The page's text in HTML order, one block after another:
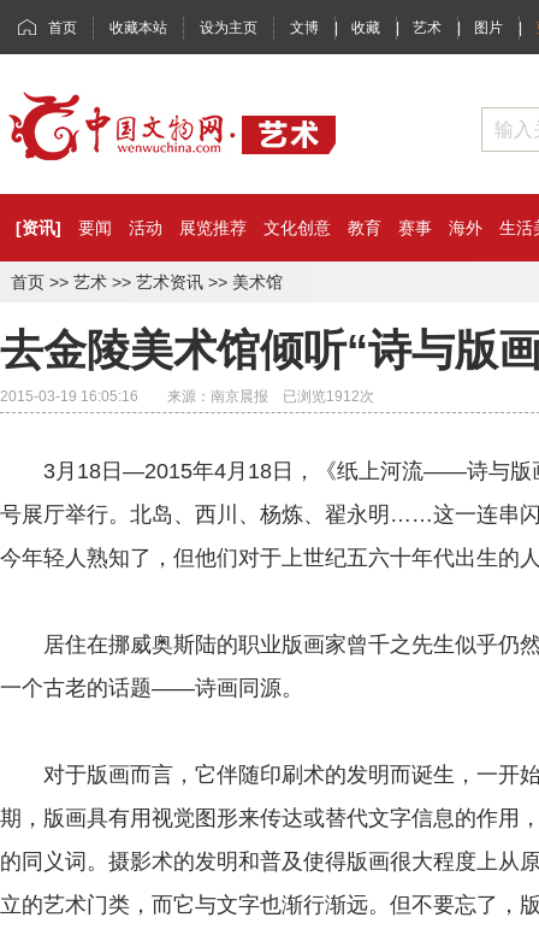
首页 收藏本站 设为主页 文博 | 收藏 | 艺术 | 图片 |
[资讯] 要闻 活动 展览推荐 文化创意 教育 赛事 海外 生活
首页 >> 艺术 >> 艺术资讯 >> 美术馆
去金陵美术馆倾听“诗与版
2015-03-19 16:05:16 来源：南京晨报 已浏览1912次
3月18日—2015年4月18日，《纸上河流——诗与版
号展厅举行。北岛、西川、杨炼、翟永明……这一连串
今年轻人熟知了，但他们对于上世纪五六十年代出生的
居住在挪威奥斯陆的职业版画家曾千之先生似乎仍
一个古老的话题——诗画同源。
对于版画而言，它伴随印刷术的发明而诞生，一开
期，版画具有用视觉图形来传达或替代文字信息的作用
的同义词。摄影术的发明和普及使得版画很大程度上从
立的艺术门类，而它与文字也渐行渐远。但不要忘了，